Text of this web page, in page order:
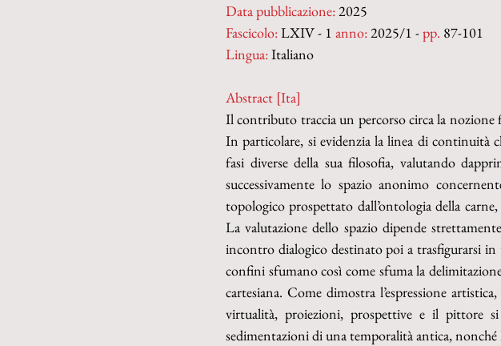
Data pubblicazione: 2025
Fascicolo: LXIV - 1 anno: 2025/1 - pp. 87-101
Lingua: Italiano
Abstract [Ita]
Il contributo traccia un percorso circa la nozione
In particolare, si evidenzia la linea di continuità
fasi diverse della sua filosofia, valutando
successivamente lo spazio anonimo
topologico prospettato dall’ontologia della
La valutazione dello spazio dipende
incontro dialogico destinato poi a trasfigurarsi
confini sfumano così come sfuma la
cartesiana. Come dimostra l’espressione
virtualità, proiezioni, prospettive e il pittore
sedimentazioni di una temporalità antica,